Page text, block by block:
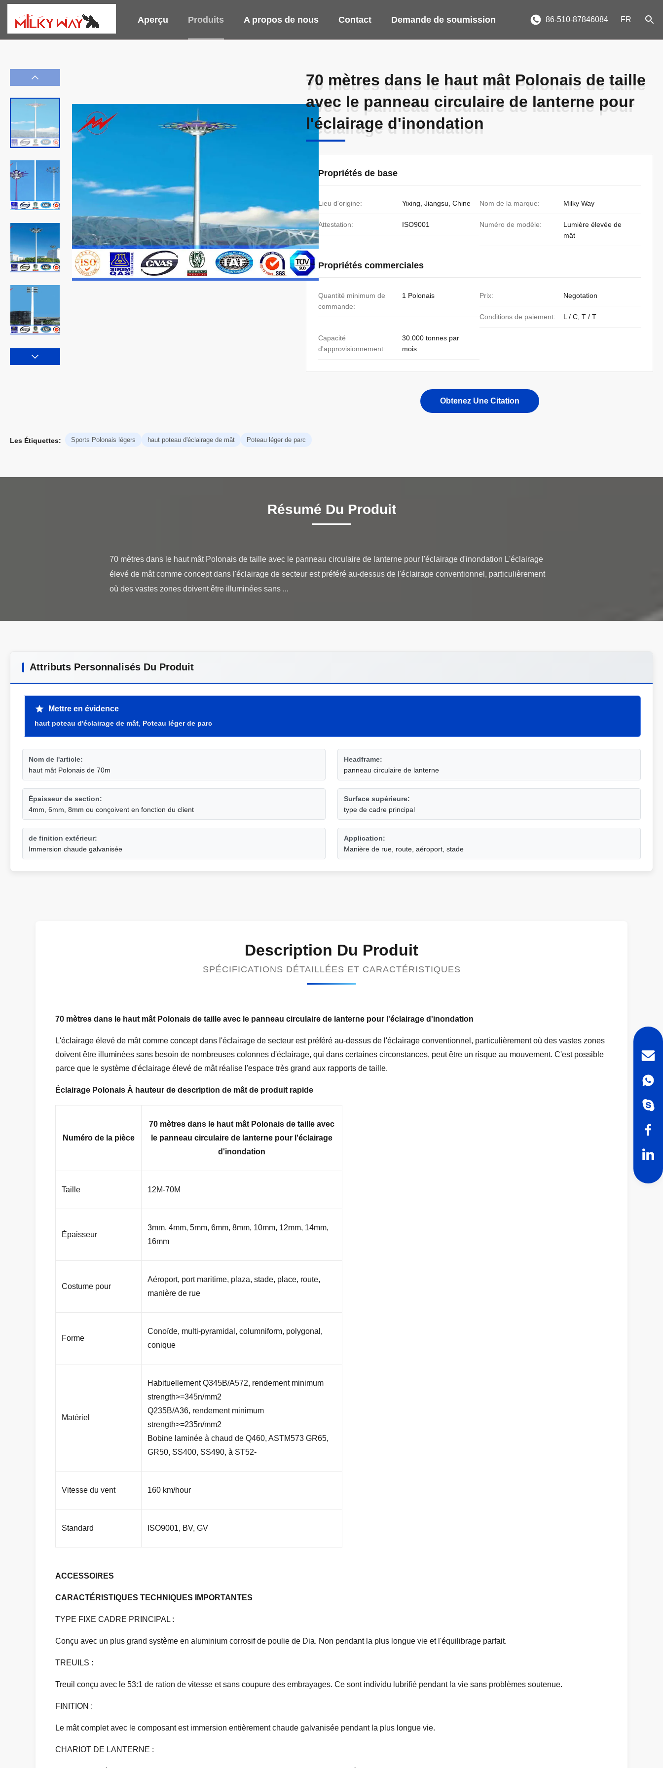
Aperçu Produits A propos de nous Contact Demande de soumission 86-510-87846084 FR
70 mètres dans le haut mât Polonais de taille
avec le panneau circulaire de lanterne pour
l'éclairage d'inondation
70 mètres dans le haut mât Polonais de taille
avec le panneau circulaire de lanterne pour
l'éclairage d'inondation
Propriétés de base
Lieu d'origine: Yixing, Jiangsu, Chine Nom de la marque: Milky Way
Attestation: ISO9001 Numéro de modèle:
Lumière élevée de
mât
Propriétés commerciales
Quantité minimum de
commande:
1 Polonais Prix: Negotation
Conditions de paiement: L / C, T / T
Capacité
d'approvisionnement:
30.000 tonnes par
mois
Obtenez Une Citation
Les Étiquettes: Sports Polonais légers haut poteau d'éclairage de mât Poteau léger de parc
Résumé Du Produit
70 mètres dans le haut mât Polonais de taille avec le panneau circulaire de lanterne pour l'éclairage d'inondation L'éclairage
élevé de mât comme concept dans l'éclairage de secteur est préféré au-dessus de l'éclairage conventionnel, particulièrement
Attributs Personnalisés Du Produit
Mettre en évidence
haut poteau d'éclairage de mât Poteau léger de parc
Nom de l'article:
haut mât Polonais de 70m
Headframe:
panneau circulaire de lanterne
Épaisseur de section:
4mm, 6mm, 8mm ou conçoivent en fonction du client
Surface supérieure:
type de cadre principal
de finition extérieur:
Immersion chaude galvanisée
Application:
Manière de rue, route, aéroport, stade
Description Du Produit
SPÉCIFICATIONS DÉTAILLÉES ET CARACTÉRISTIQUES
70 mètres dans le haut mât Polonais de taille avec le panneau circulaire de lanterne pour l'éclairage d'inondation
L'éclairage élevé de mât comme concept dans l'éclairage de secteur est préféré au-dessus de l'éclairage conventionnel, particulièrement où des vastes zones
doivent être illuminées sans besoin de nombreuses colonnes d'éclairage, qui dans certaines circonstances, peut être un risque au mouvement. C'est possible
parce que le système d'éclairage élevé de mât réalise l'espace très grand aux rapports de taille.
Éclairage Polonais À hauteur de description de mât de produit rapide
Numéro de la pièce
70 mètres dans le haut mât Polonais de taille avec
le panneau circulaire de lanterne pour l'éclairage
d'inondation
Taille 12M-70M
Épaisseur
3mm, 4mm, 5mm, 6mm, 8mm, 10mm, 12mm, 14mm,
16mm
Costume pour
Aéroport, port maritime, plaza, stade, place, route,
manière de rue
Forme
Conoïde, multi-pyramidal, columniform, polygonal,
conique
Matériel
Habituellement Q345B/A572, rendement minimum
strength>=345n/mm2
Q235B/A36, rendement minimum
strength>=235n/mm2
Bobine laminée à chaud de Q460, ASTM573 GR65,
GR50, SS400, SS490, à ST52-
Vitesse du vent 160 km/hour
Standard ISO9001, BV, GV
ACCESSOIRES
CARACTÉRISTIQUES TECHNIQUES IMPORTANTES
TYPE FIXE CADRE PRINCIPAL :
Conçu avec un plus grand système en aluminium corrosif de poulie de Dia. Non pendant la plus longue vie et l'équilibrage parfait.
TREUILS :
Treuil conçu avec le 53:1 de ration de vitesse et sans coupure des embrayages. Ce sont individu lubrifié pendant la vie sans problèmes soutenue.
FINITION :
Le mât complet avec le composant est immersion entièrement chaude galvanisée pendant la plus longue vie.
CHARIOT DE LANTERNE :